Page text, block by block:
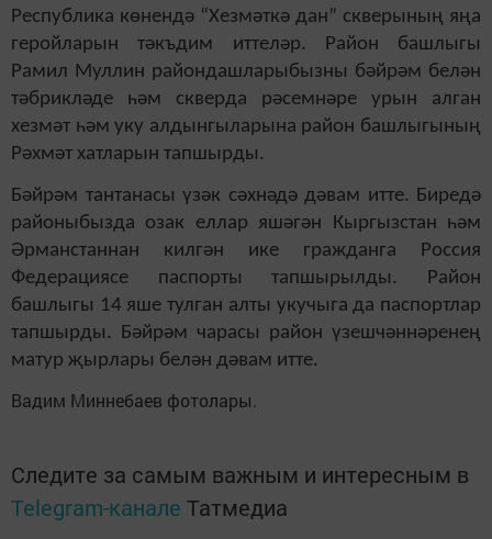
Республика көнендә “Хезмәткә дан” скверының яңа
геройларын тәкъдим иттеләр. Район башлыгы
Рамил Муллин райондашларыбызны бәйрәм белән
тәбрикләде һәм скверда рәсемнәре урын алган
хезмәт һәм уку алдынгыларына район башлыгының
Рәхмәт хатларын тапшырды.
Бәйрәм тантанасы үзәк сәхнәдә дәвам итте. Биредә
районыбызда озак еллар яшәгән Кыргызстан һәм
Әрманстаннан килгән ике гражданга Россия
Федерациясе паспорты тапшырылды. Район
башлыгы 14 яше тулган алты укучыга да паспортлар
тапшырды. Бәйрәм чарасы район үзешчәннәренең
матур җырлары белән дәвам итте.
Вадим Миннебаев фотолары.
Следите за самым важным и интересным в
Telegram-канале Татмедиа